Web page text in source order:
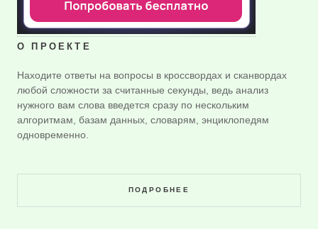
О ПРОЕКТЕ
Находите ответы на вопросы в кроссвордах и сканвордах
любой сложности за считанные секунды, ведь анализ
нужного вам слова введется сразу по нескольким
алгоритмам, базам данных, словарям, энциклопедям
одновременно.
ПОДРОБНЕЕ